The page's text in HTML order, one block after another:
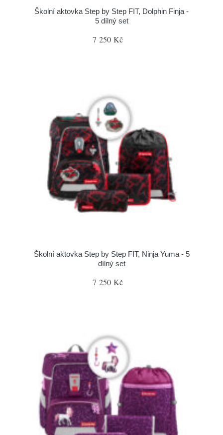
Školní aktovka Step by Step FIT, Dolphin Finja -
5 dílný set
7 250 Kč
Školní aktovka Step by Step FIT, Ninja Yuma - 5
dílný set
7 250 Kč